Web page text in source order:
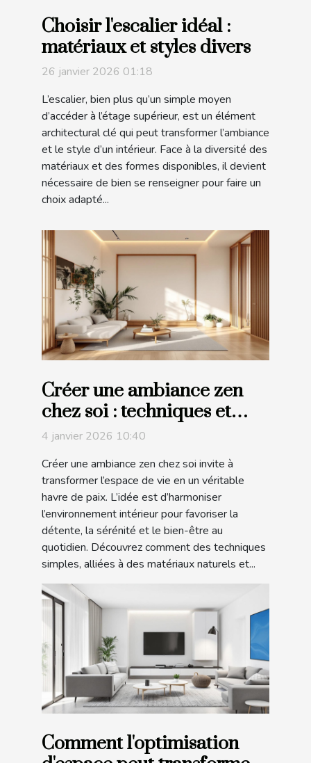
Choisir l'escalier idéal :
matériaux et styles divers
26 janvier 2026 01:18
L’escalier, bien plus qu’un simple moyen
d’accéder à l’étage supérieur, est un élément
architectural clé qui peut transformer l’ambiance
et le style d’un intérieur. Face à la diversité des
matériaux et des formes disponibles, il devient
nécessaire de bien se renseigner pour faire un
choix adapté...
Créer une ambiance zen
chez soi : techniques et
matériaux à privilégier
4 janvier 2026 10:40
Créer une ambiance zen chez soi invite à
transformer l’espace de vie en un véritable
havre de paix. L’idée est d’harmoniser
l’environnement intérieur pour favoriser la
détente, la sérénité et le bien-être au
quotidien. Découvrez comment des techniques
simples, alliées à des matériaux naturels et...
Comment l'optimisation